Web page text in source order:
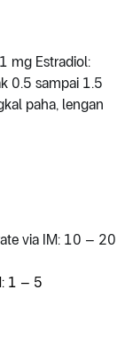
mg Estradiol:
0.5 sampai 1.5
paha, lengan
via IM: 10 – 20
1 – 5